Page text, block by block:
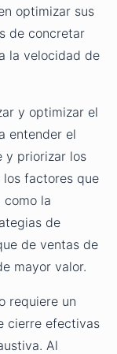
optimizar sus
de concretar
la velocidad de
y optimizar el
entender el
y priorizar los
los factores que
como la
de
de ventas de
mayor valor.
requiere un
cierre efectivas
Al